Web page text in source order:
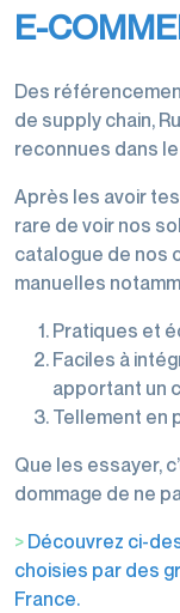
les
produits
Films
Films
gaufrés
palettes
les
produits
Films
et
étirés
manuels
étirables
et
étirés
machine
Films
perforés
Films
de
protection,
Rubans
adhésifs
les
produits
Rubans
neutres
Rubans
transports
Rubans
pour
Dévidoirs
adhésifs
Cerclage
Cerclage
Feuillards
Accessoires
de
cerclage
Cercleuses
les
produits
Intercalaires
Protections
palettes
Filmeuses
manuelles
et
Gestion
des
déchets
les
produits
Banderoleuses
E-
Des
de supply chain,
reconnues dans
Après les avoir
rare de voir nos
catalogue de nos
manuelles
Pratiques et
Faciles à
apportant un
Tellement en
Que les essayer,
dommage de ne
> Découvrez ci-
choisies par des
France.